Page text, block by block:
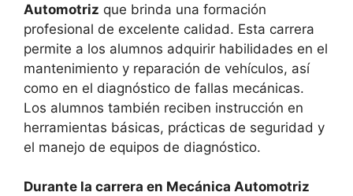
Automotriz que brinda una formación
profesional de excelente calidad. Esta carrera
permite a los alumnos adquirir habilidades en el
mantenimiento y reparación de vehículos, así
como en el diagnóstico de fallas mecánicas.
Los alumnos también reciben instrucción en
herramientas básicas, prácticas de seguridad y
el manejo de equipos de diagnóstico.
Durante la carrera en Mecánica Automotriz